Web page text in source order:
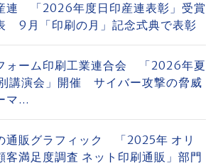
連 「2026年度日印産連表彰」受賞
9月「印刷の月」記念式典で表彰
ォーム印刷工業連合会 「2026年夏
講演会」開催 サイバー攻撃の脅威
マ...
通販グラフィック 「2025年 オリ
客満足度調査 ネット印刷通販」部門